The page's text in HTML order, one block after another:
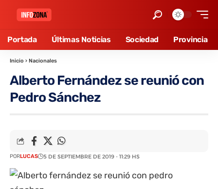
Portada Últimas Noticias Sociedad Provincia
Inicio › Nacionales
Alberto Fernández se reunió con
Pedro Sánchez
PORLUCAS 5 DE SEPTIEMBRE DE 2019 - 11:29 HS